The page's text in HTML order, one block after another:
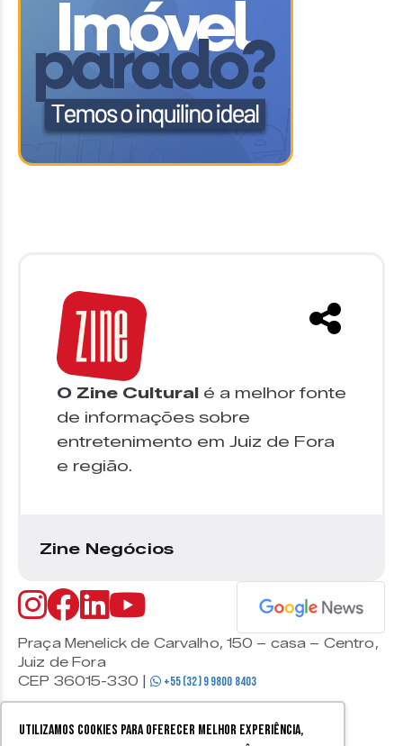
Utilizamos cookies para oferecer melhor experiência,
O Zine Cultural é a melhor fonte
de informações sobre
entretenimento em Juiz de Fora
e região.
Zine Negócios
Praça Menelick de Carvalho, 150 – casa – Centro,
Juiz de Fora
CEP 36015-330 |
+55 (32) 9 9800 8403